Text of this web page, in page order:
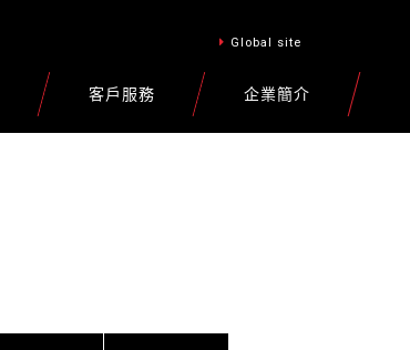
Global site
客戶服務 企業簡介